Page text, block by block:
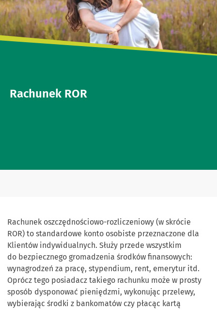
Rachunek ROR
Rachunek oszczędnościowo-rozliczeniowy (w skrócie
ROR) to standardowe konto osobiste przeznaczone dla
Klientów indywidualnych. Służy przede wszystkim
do bezpiecznego gromadzenia środków finansowych:
wynagrodzeń za pracę, stypendium, rent, emerytur itd.
Oprócz tego posiadacz takiego rachunku może w prosty
sposób dysponować pieniędzmi, wykonując przelewy,
wybierając środki z bankomatów czy płacąc kartą